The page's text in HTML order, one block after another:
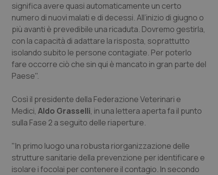
Emilia-Romagna
Friuli Venezia Giulia
Lazio
Lombardia
Marche
Molise
Colesterolo & coronaropatie
Dermatite Atopica
Diabete & glucometri
Dolore
Donna & Salute
Epatiti
significa avere quasi automaticamente un certo
numero di nuovi malati e di decessi. All’inizio di giugno o
più avanti è prevedibile una ricaduta. Dovremo gestirla,
con la capacità di adattare la risposta, soprattutto
isolando subito le persone contagiate. Per poterlo
fare occorre ciò che sin qui è mancato in gran parte del
Paese".
Così il presidente della Federazione Veterinari e
Medici, Aldo Grasselli, in una lettera aperta fa il punto
sulla Fase 2 a seguito delle riaperture.
"In primo luogo una robusta riorganizzazione delle
strutture sanitarie della prevenzione per identificare e
isolare i focolai per contenere il contagio. In secondo